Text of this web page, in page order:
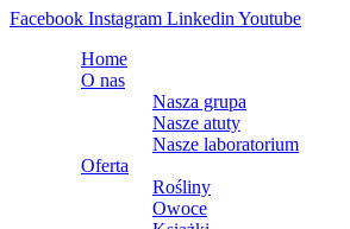
Facebook Instagram Linkedin Youtube
Home
O nas
Nasza grupa
Nasze atuty
Nasze laboratorium
Oferta
Rośliny
Owoce